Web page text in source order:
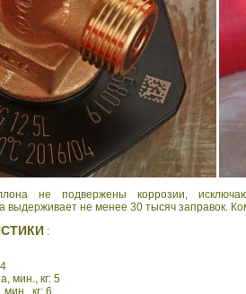
не подвержены коррозии,
не менее 30 тысяч заправок.
:
мин., кг: 5
кг: 6